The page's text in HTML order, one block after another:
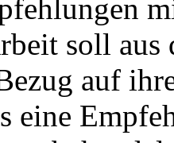
soll aus
auf
eine